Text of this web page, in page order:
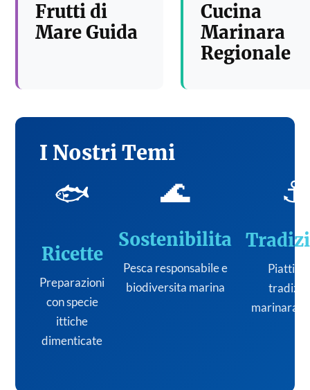
Frutti di
Mare Guida
Cucina
Marinara
Regionale
I Nostri Temi
🐟
Ricette
Preparazioni
con specie
ittiche
dimenticate
🌊
Sostenibilita
Pesca responsabile e
biodiversita marina
⚓
Piatti
marinara